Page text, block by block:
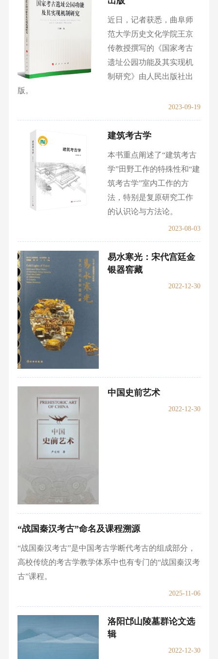
近日，记者获悉，曲阜师
范大学历史文化学院王京
传教授撰写的《国家考古
遗址公园功能及其实现机
制研究》由人民出版社出
版。
2023-09-19
建筑考古学
本书重点阐述了“建筑考古
学”田野工作的特殊性和“建
筑考古学”室内工作的方
法，特别是复原研究工作
的认识论与方法论。
2023-08-03
易水寒光：宋代宫廷金
银器窖藏
2022-12-30
中国史前艺术
2022-12-30
“战国秦汉考古”命名及课程溯源
“战国秦汉考古”是中国考古学断代考古的组成部分，
高校传统的考古学教学体系中也有专门的“战国秦汉考
古”课程。
2025-11-06
洛阳邙山陵墓群论文选
辑
2022-12-30